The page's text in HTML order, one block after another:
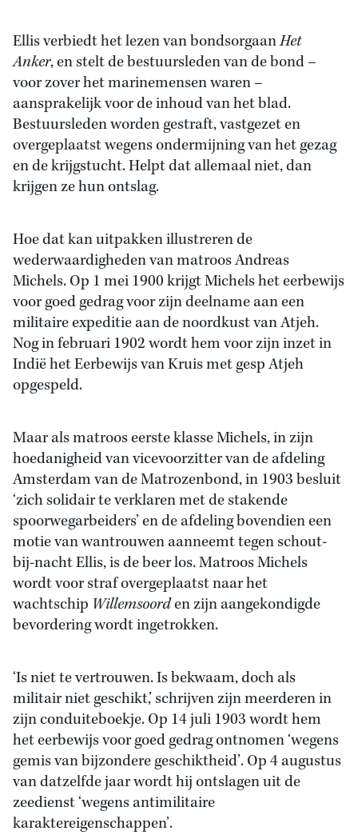
Ellis verbiedt het lezen van bondsorgaanHet
Anker, en stelt de bestuursleden van de bond –
voor zover het marinemensen waren –
aansprakelijk voor de inhoud van het blad.
Bestuursleden worden gestraft, vastgezet en
overgeplaatst wegens ondermijning van het gezag
en de krijgstucht. Helpt dat allemaal niet, dan
krijgen ze hun ontslag.
Hoe dat kan uitpakken illustreren de
wederwaardigheden van matroos Andreas
Michels. Op 1 mei 1900 krijgt Michels het eerbewijs
voor goed gedrag voor zijn deelname aan een
militaire expeditie aan de noordkust van Atjeh.
Nog in februari 1902 wordt hem voor zijn inzet in
Indië het Eerbewijs van Kruis met gesp Atjeh
opgespeld.
Maar als matroos eerste klasse Michels, in zijn
hoedanigheid van vicevoorzitter van de afdeling
Amsterdam van de Matrozenbond, in 1903 besluit
‘zich solidair te verklaren met de stakende
spoorwegarbeiders’ en de afdeling bovendien een
motie van wantrouwen aanneemt tegen schout-
bij-nacht Ellis, is de beer los. Matroos Michels
wordt voor straf overgeplaatst naar het
wachtschip Willemsoorden zijn aangekondigde
bevordering wordt ingetrokken.
‘Is niet te vertrouwen. Is bekwaam, doch als
militair niet geschikt,’ schrijven zijn meerderen in
zijn conduiteboekje. Op 14 juli 1903 wordt hem
het eerbewijs voor goed gedrag ontnomen ‘wegens
gemis van bijzondere geschiktheid’. Op 4 augustus
van datzelfde jaar wordt hij ontslagen uit de
zeedienst ‘wegens antimilitaire
karaktereigenschappen’.